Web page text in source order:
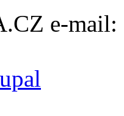
e-mail: